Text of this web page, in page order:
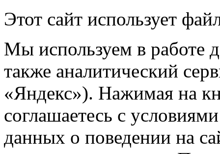
Этот сайт использует
Мы используем в работе
также аналитический
«Яндекс»). Нажимая на
соглашаетесь с
данных о поведении на